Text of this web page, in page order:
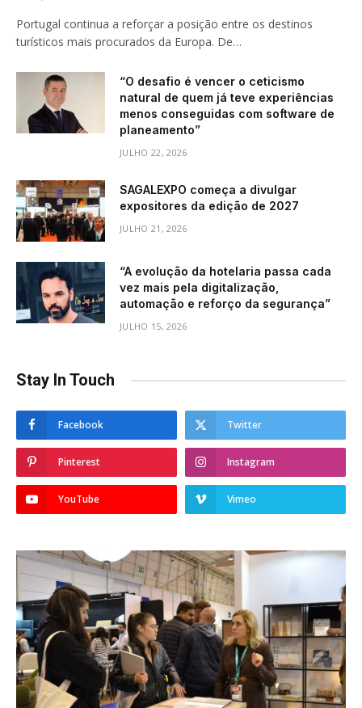
Portugal continua a reforçar a posição entre os destinos
turísticos mais procurados da Europa. De…
“O desafio é vencer o ceticismo
natural de quem já teve experiências
menos conseguidas com software de
planeamento”
JULHO 22, 2026
SAGALEXPO começa a divulgar
expositores da edição de 2027
JULHO 21, 2026
“A evolução da hotelaria passa cada
vez mais pela digitalização,
automação e reforço da segurança”
JULHO 15, 2026
Stay In Touch
Facebook Twitter
Pinterest Instagram
YouTube Vimeo